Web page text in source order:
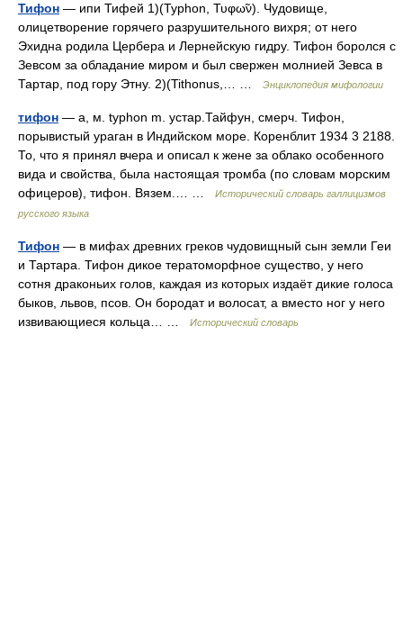
Тифон — ипи Тифей 1)(Typhon, Τυφω̃ν). Чудовище,
олицетворение горячего разрушительного вихря; от него
Эхидна родила Цербера и Лернейскую гидру. Тифон боролся с
Зевсом за обладание миром и был свержен молнией Зевса в
Тартар, под гору Этну. 2)(Tithonus,… …
Энциклопедия мифологии
тифон — а, м. typhon m. устар.Тайфун, смерч. Тифон,
порывистый ураган в Индийском море. Коренблит 1934 3 2188.
То, что я принял вчера и описал к жене за облако особенного
вида и свойства, была настоящая тромба (по словам морским
офицеров), тифон. Вязем.… …
Исторический словарь галлицизмов
русского языка
Тифон — в мифах древних греков чудовищный сын земли Геи
и Тартара. Тифон дикое тератоморфное существо, у него
сотня драконьих голов, каждая из которых издаёт дикие голоса
быков, львов, псов. Он бородат и волосат, а вместо ног у него
извивающиеся кольца… …
Исторический словарь